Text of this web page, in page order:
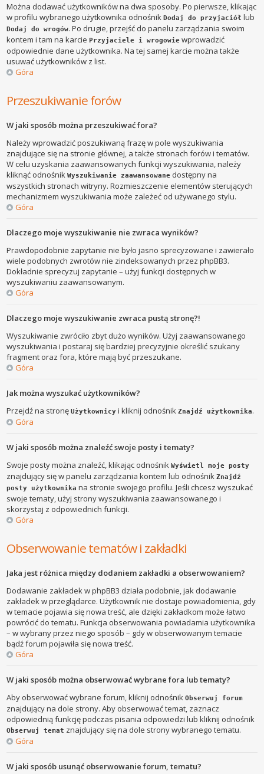
Można dodawać użytkowników na dwa sposoby. Po pierwsze, klikając
w profilu wybranego użytkownika odnośnikDodaj do przyjaciół lub
Dodaj do wrogów. Po drugie, przejść do panelu zarządzania swoim
kontem i tam na karciePrzyjaciele i wrogowie wprowadzić
odpowiednie dane użytkownika. Na tej samej karcie można także
usuwać użytkowników z list.
Góra
Przeszukiwanie forów
W jaki sposób można przeszukiwać fora?
Należy wprowadzić poszukiwaną frazę w pole wyszukiwania
znajdujące się na stronie głównej, a także stronach forów i tematów.
W celu uzyskania zaawansowanych funkcji wyszukiwania, należy
kliknąć odnośnikWyszukiwanie zaawansowane dostępny na
wszystkich stronach witryny. Rozmieszczenie elementów sterujących
mechanizmem wyszukiwania może zależeć od używanego stylu.
Góra
Dlaczego moje wyszukiwanie nie zwraca wyników?
Prawdopodobnie zapytanie nie było jasno sprecyzowane i zawierało
wiele podobnych zwrotów nie zindeksowanych przez phpBB3.
Dokładnie sprecyzuj zapytanie – użyj funkcji dostępnych w
wyszukiwaniu zaawansowanym.
Góra
Dlaczego moje wyszukiwanie zwraca pustą stronę?!
Wyszukiwanie zwróciło zbyt dużo wyników. Użyj zaawansowanego
wyszukiwania i postaraj się bardziej precyzyjnie określić szukany
fragment oraz fora, które mają być przeszukane.
Góra
Jak można wyszukać użytkowników?
Przejdź na stronęUżytkownicy i kliknij odnośnikZnajdź użytkownika.
Góra
W jaki sposób można znaleźć swoje posty i tematy?
Swoje posty można znaleźć, klikając odnośnikWyświetl moje posty
znajdujący się w panelu zarządzania kontem lub odnośnikZnajdź
posty użytkownika na stronie swojego profilu. Jeśli chcesz wyszukać
swoje tematy, użyj strony wyszukiwania zaawansowanego i
skorzystaj z odpowiednich funkcji.
Góra
Obserwowanie tematów i zakładki
Jaka jest różnica między dodaniem zakładki a obserwowaniem?
Dodawanie zakładek w phpBB3 działa podobnie, jak dodawanie
zakładek w przeglądarce. Użytkownik nie dostaje powiadomienia, gdy
w temacie pojawia się nowa treść, ale dzięki zakładkom może łatwo
powrócić do tematu. Funkcja obserwowania powiadamia użytkownika
– w wybrany przez niego sposób – gdy w obserwowanym temacie
bądź forum pojawiła się nowa treść.
Góra
W jaki sposób można obserwować wybrane fora lub tematy?
Aby obserwować wybrane forum, kliknij odnośnikObserwuj forum
znajdujący na dole strony. Aby obserwować temat, zaznacz
odpowiednią funkcję podczas pisania odpowiedzi lub kliknij odnośnik
Obserwuj temat znajdujący się na dole strony wybranego tematu.
Góra
W jaki sposób usunąć obserwowanie forum, tematu?